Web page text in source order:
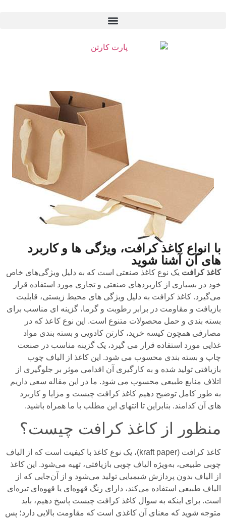
با انواع کاغذ کرافت، ویژگی ها و کاربرد
های آن آشنا شوید
کاغذ کرافت یک نوع کاغذ صنعتی است که به دلیل ویژگی‌های خاص
خود در بسیاری از کاربردهای صنعتی و تجاری مورد استفاده قرار
می‌گیرد. کاغذ کرافت به دلیل ویژگی های محیط زیستی، قابلیت
بازیافت و مقاومت در برابر رطوبت و گرما، گزینه ای مناسب برای
بسته بندی و حمل محصولات متنوع است. این نوع کاعذ که در
مصارفی همچون کیسه خرید، کارتن کادویی و بسته بندی مواد
غذایی مورد استفاده قرار می گیرد، یک گزینه مناسب در صنعت
چاپ و بسته بندی محسوب می شود. این کاغذ از الیاف چوب
بازیافتی تولید شده و به کارگیری آن اقدامی موثر بر جلوگیری از
اتلاف منابع طبیعی محسوب می شود. ما در این مقاله سعی داریم
به طور کامل توضیح دهیم کاغذ کرافت چیست و مزایا و کاربرد
های آن کدامند. بنابراین تا انتهای این مطلب با ما همراه باشید.
منظور از کاغذ کرافت چیست؟
کاغذ کرافت (kraft paper)، یک نوع کاغذ با کیفیت است که از الیاف
چوبی طبیعی، به‌ویژه الیاف چوبی بازیافتی، تهیه می‌شود. این کاغذ
از الیاف بدون پردازش شیمیایی تولید می‌شود و از آن‌جایی که از
الیاف طبیعی استفاده می‌کند، دارای رنگ قهوه‌ای یا قهوه‌ای تیره‌ای
است. برای اینکه به سوال کاغذ کرافت چیست پاسخ دهیم، باید
متوجه شوید که معنای آن کاغذی است که مقاومت بالایی دارد؛ پس